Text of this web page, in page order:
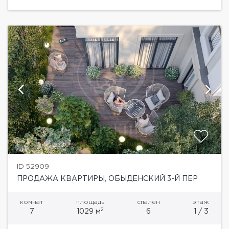
ID 52909
ПРОДАЖА КВАРТИРЫ, ОБЫДЕНСКИЙ 3-Й ПЕР
комнат
7
площадь
1029 м2
спален
6
этаж
1 / 3